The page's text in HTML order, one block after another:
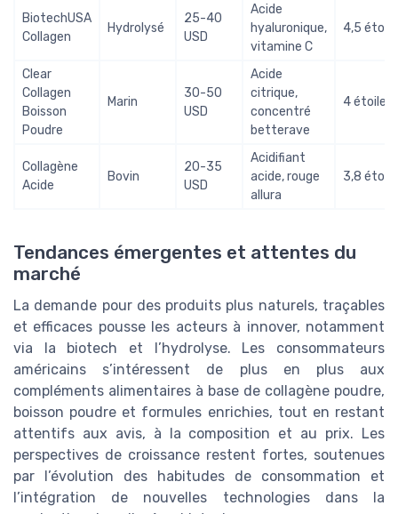
BiotechUSA
Collagen
Hydrolysé
25-40
USD
Acide
hyaluronique,
vitamine C
4,5
Clear
Collagen
Boisson
Poudre
Marin
30-50
USD
Acide
citrique,
concentré
betterave
4 étoiles
Collagène
Acide
Bovin
20-35
USD
Acidifiant
acide, rouge
allura
3,8
Tendances émergentes et attentes du
marché
La demande pour des produits plus naturels, traçables
et efficaces pousse les acteurs à innover, notamment
via la biotech et l’hydrolyse. Les consommateurs
américains s’intéressent de plus en plus aux
compléments alimentaires à base de collagène poudre,
boisson poudre et formules enrichies, tout en restant
attentifs aux avis, à la composition et au prix. Les
perspectives de croissance restent fortes, soutenues
par l’évolution des habitudes de consommation et
l’intégration de nouvelles technologies dans la